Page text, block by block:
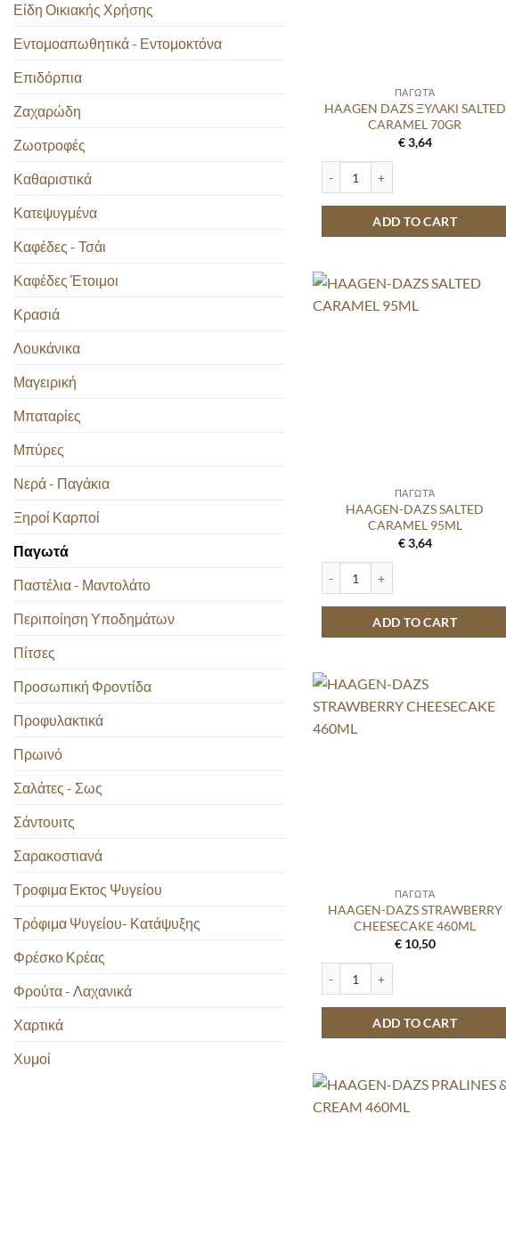
Είδη Οικιακής Χρήσης
Εντομοαπωθητικά - Εντομοκτόνα
Επιδόρπια
Ζαχαρώδη
Ζωοτροφές
Καθαριστικά
Κατεψυγμένα
Καφέδες - Τσάι
Καφέδες Έτοιμοι
Κρασιά
Λουκάνικα
Μαγειρική
Μπαταρίες
Μπύρες
Νερά - Παγάκια
Ξηροί Καρποί
Παγωτά
Παστέλια - Μαντολάτο
Περιποίηση Υποδημάτων
Πίτσες
Προσωπική Φροντίδα
Προφυλακτικά
Πρωινό
Σαλάτες - Σως
Σάντουιτς
Σαρακοστιανά
Τροφιμα Εκτος Ψυγείου
Τρόφιμα Ψυγείου- Κατάψυξης
Φρέσκο Κρέας
Φρούτα - Λαχανικά
Χαρτικά
Χυμοί
ΠΑΓΩΤΆ
HAAGEN DAZS ΞΥΛΑΚΙ SALTED
CARAMEL 70GR
€3,64
ADD TO CART
ΠΑΓΩΤΆ
HAAGEN-DAZS SALTED
CARAMEL 95ML
€3,64
ADD TO CART
ΠΑΓΩΤΆ
HAAGEN-DAZS STRAWBERRY
CHEESECAKE 460ML
€10,50
ADD TO CART